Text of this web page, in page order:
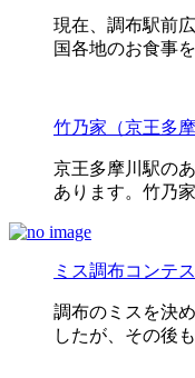
現在、調布駅前
国各地のお食事
竹乃家（京王多摩
京王多摩川駅の
あります。竹乃
ミス調布コンテ
調布のミスを決
したが、その後